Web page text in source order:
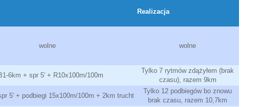
Realizacja
wolne wolne
6km + spr 5' + R10x100m/100m
Tylko 7 rytmów zdążyłem (brak
czasu), razem 9km
5' + podbiegi 15x100m/100m + 2km trucht
Tylko 12 podbiegów bo znowu
brak czasu, razem 10,7km